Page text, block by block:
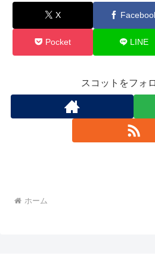
X
Pocket LINE
スコットをフォ
ホーム